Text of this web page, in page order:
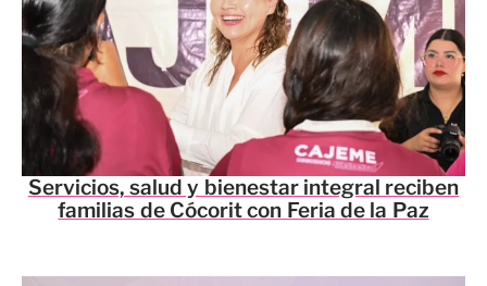
Servicios, salud y bienestar integral reciben
familias de Cócorit con Feria de la Paz